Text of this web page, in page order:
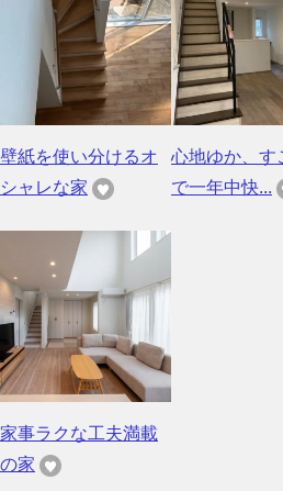
壁紙を使い分けるオ
シャレな家
心地ゆか、す
で一年中快...
家事ラクな工夫満載
の家